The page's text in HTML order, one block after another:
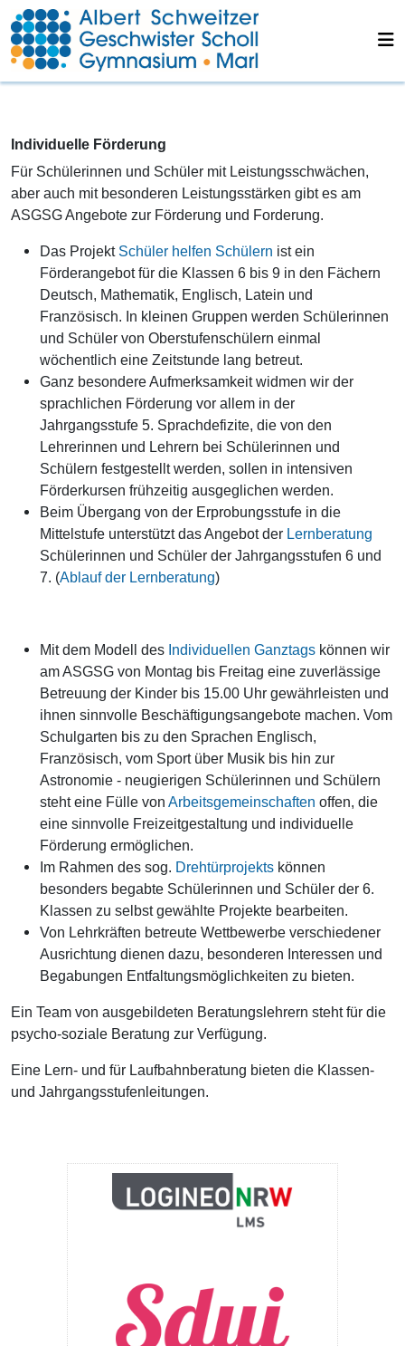
Individuelle Förderung
Für Schülerinnen und Schüler mit Leistungsschwächen,
aber auch mit besonderen Leistungsstärken gibt es am
ASGSG Angebote zur Förderung und Forderung.
Das ProjektSchüler helfen Schülern ist ein
Förderangebot für die Klassen 6 bis 9 in den Fächern
Deutsch, Mathematik, Englisch, Latein und
Französisch. In kleinen Gruppen werden Schülerinnen
und Schüler von Oberstufenschülern einmal
wöchentlich eine Zeitstunde lang betreut.
Ganz besondere Aufmerksamkeit widmen wir der
sprachlichen Förderung vor allem in der
Jahrgangsstufe 5. Sprachdefizite, die von den
Lehrerinnen und Lehrern bei Schülerinnen und
Schülern festgestellt werden, sollen in intensiven
Förderkursen frühzeitig ausgeglichen werden.
Beim Übergang von der Erprobungsstufe in die
Mittelstufe unterstützt das Angebot der Lernberatung
Schülerinnen und Schüler der Jahrgangsstufen 6 und
7. (Ablauf der Lernberatung)
Mit dem Modell des Individuellen Ganztags können wir
am ASGSG von Montag bis Freitag eine zuverlässige
Betreuung der Kinder bis 15.00 Uhr gewährleisten und
ihnen sinnvolle Beschäftigungsangebote machen. Vom
Schulgarten bis zu den Sprachen Englisch,
Französisch, vom Sport über Musik bis hin zur
Astronomie - neugierigen Schülerinnen und Schülern
steht eine Fülle von Arbeitsgemeinschaften offen, die
eine sinnvolle Freizeitgestaltung und individuelle
Förderung ermöglichen.
Im Rahmen des sog. Drehtürprojekts können
besonders begabte Schülerinnen und Schüler der 6.
Klassen zu selbst gewählte Projekte bearbeiten.
Von Lehrkräften betreute Wettbewerbe verschiedener
Ausrichtung dienen dazu, besonderen Interessen und
Begabungen Entfaltungsmöglichkeiten zu bieten.
Ein Team von ausgebildeten Beratungslehrern steht für die
psycho-soziale Beratung zur Verfügung.
Eine Lern- und für Laufbahnberatung bieten die Klassen-
und Jahrgangsstufenleitungen.